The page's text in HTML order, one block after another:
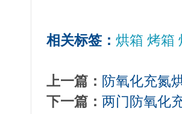
相关标签： 烘箱 烤箱
上一篇： 防氧化充氮
下一篇： 两门防氧化